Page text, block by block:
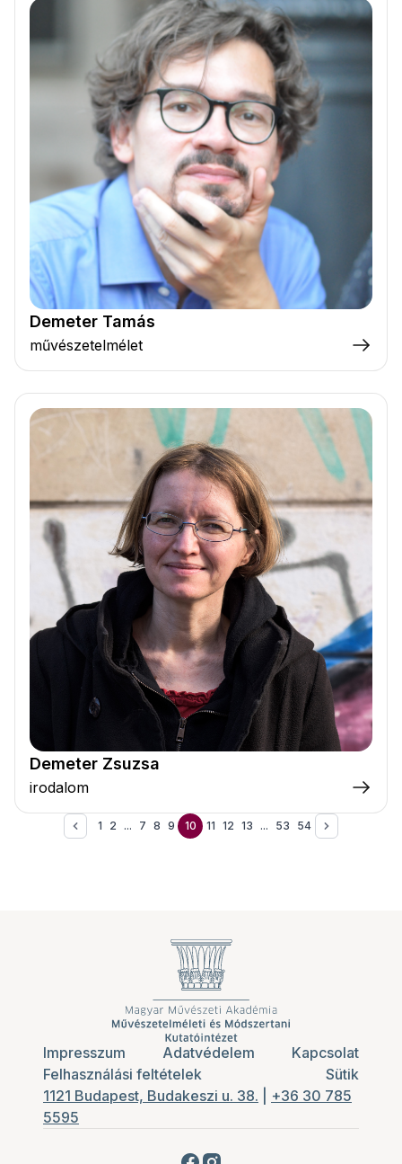
Demeter Tamás
művészetelmélet
Demeter Zsuzsa
irodalom
1 2 ... 7 8 9 10 11 12 13 ... 53 54
Impresszum Adatvédelem
Kapcsolat
Felhasználási feltételek
Sütik
1121 Budapest, Budakeszi u. 38.
+36 30 785
5595